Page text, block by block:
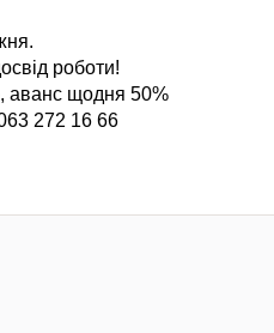
роботи!
аванс щодня 50%
272 16 66